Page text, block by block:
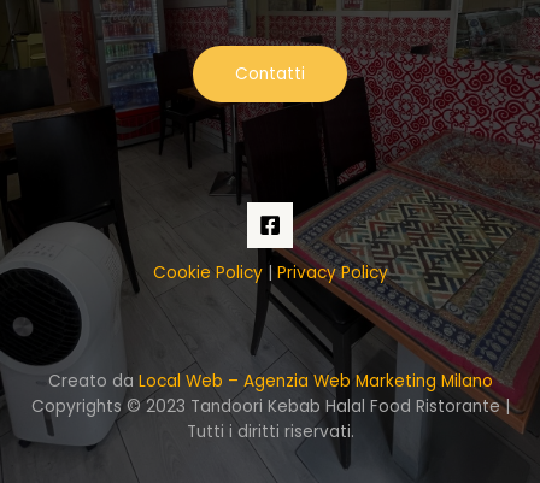
Contatti
Cookie Policy | Privacy Policy
Creato da Local Web – Agenzia Web Marketing Milano
Copyrights © 2023 Tandoori Kebab Halal Food Ristorante |
Tutti i diritti riservati.